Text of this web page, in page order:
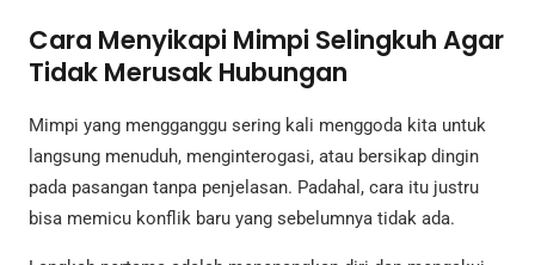
Cara Menyikapi Mimpi Selingkuh Agar
Tidak Merusak Hubungan
Mimpi yang mengganggu sering kali menggoda kita untuk
langsung menuduh, menginterogasi, atau bersikap dingin
pada pasangan tanpa penjelasan. Padahal, cara itu justru
bisa memicu konflik baru yang sebelumnya tidak ada.